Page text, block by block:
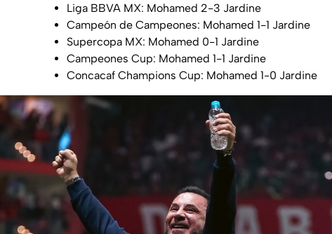
Liga BBVA MX: Mohamed 2-3 Jardine
Campeón de Campeones: Mohamed 1-1 Jardine
Supercopa MX: Mohamed 0-1 Jardine
Campeones Cup: Mohamed 1-1 Jardine
Concacaf Champions Cup: Mohamed 1-0 Jardine